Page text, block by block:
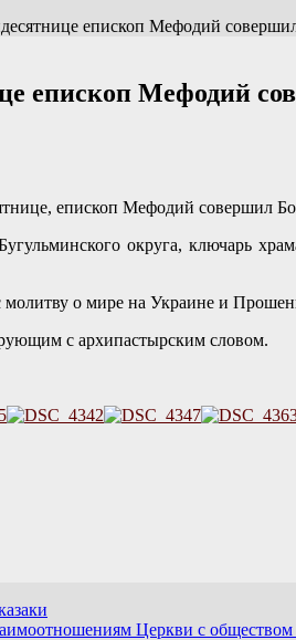
епископ Мефодий
епископ Мефодий
епископ Мефодий совершил
округа, ключарь
о мире на Украине и
с архипастырским словом.
Церкви с